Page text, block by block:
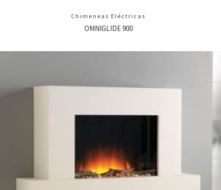
Chimeneas Eléctricas
OMNIGLIDE 900